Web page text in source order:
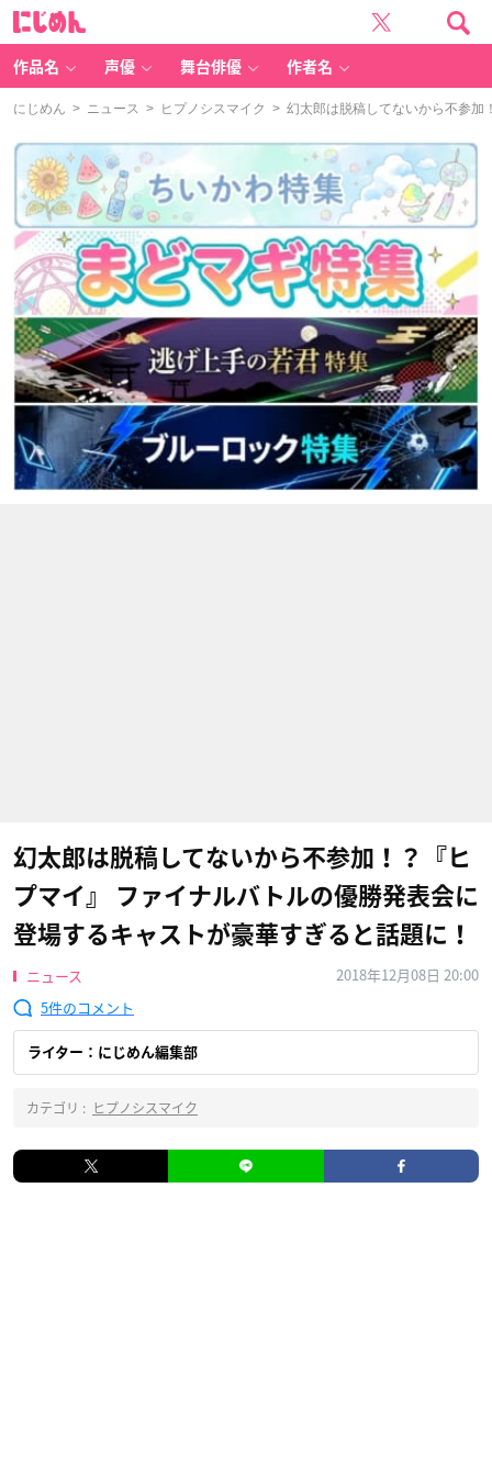
作品名 声優 舞台俳優 作者名
にじめん > ニュース > ヒプノシスマイク > 幻太郎は脱稿してないから不参加
幻太郎は脱稿してないから不参加！？『ヒ
プマイ』 ファイナルバトルの優勝発表会に
登場するキャストが豪華すぎると話題に！
ニュース
2018年12月08日 20:00
5
ライター：にじめん編集部
カテゴリ : ヒプノシスマイク